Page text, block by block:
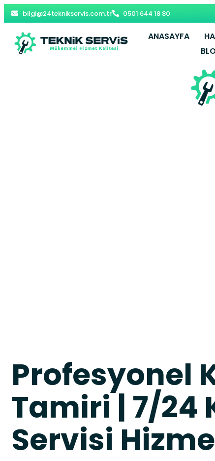
bilgi@24teknikservis.com.tr 0501 644 18 80
ANASAYFA
Profesyonel
Tamiri | 7/24
Servisi